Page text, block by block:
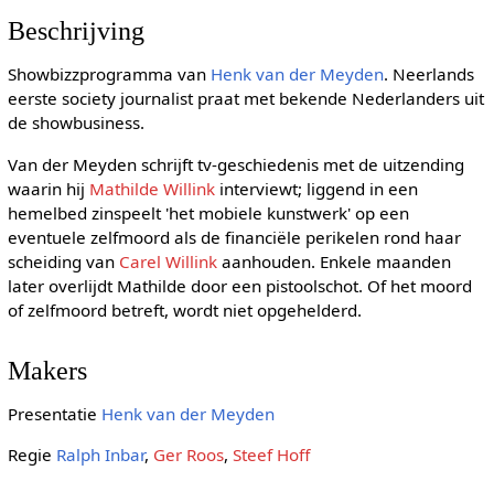
Beschrijving
Showbizzprogramma van Henk van der Meyden. Neerlands
eerste society journalist praat met bekende Nederlanders uit
de showbusiness.
Van der Meyden schrijft tv-geschiedenis met de uitzending
waarin hij Mathilde Willinkinterviewt; liggend in een
hemelbed zinspeelt 'het mobiele kunstwerk' op een
eventuele zelfmoord als de financiële perikelen rond haar
scheiding van Carel Willinkaanhouden. Enkele maanden
later overlijdt Mathilde door een pistoolschot. Of het moord
of zelfmoord betreft, wordt niet opgehelderd.
Makers
Presentatie Henk van der Meyden
Regie Ralph Inbar, Ger Roos, Steef Hoff